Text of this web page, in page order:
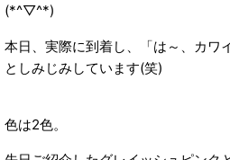
(*^▽^*)
本日、実際に到着し、「は～、カワ
としみじみしています(笑)
色は2色。